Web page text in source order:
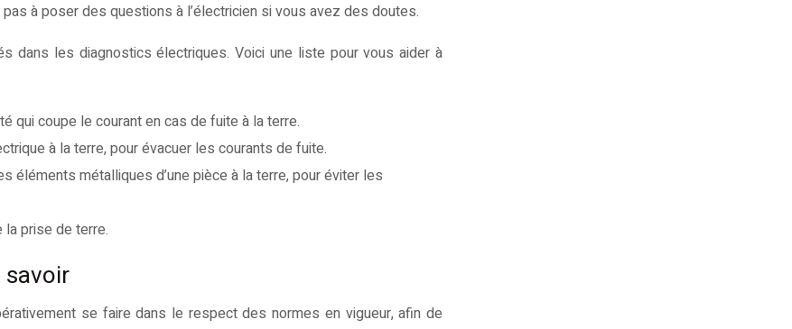
à poser des questions à l’électricien si vous avez des doutes.
dans les diagnostics électriques. Voici une liste pour vous aider à
qui coupe le courant en cas de fuite à la terre.
à la terre, pour évacuer les courants de fuite.
éléments métalliques d’une pièce à la terre, pour éviter les
prise de terre.
savoir
se faire dans le respect des normes en vigueur, afin de